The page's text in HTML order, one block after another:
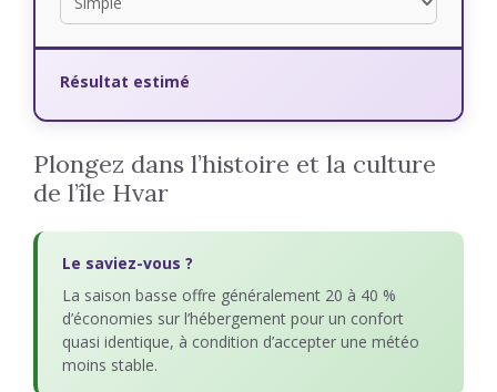
Résultat estimé
Plongez dans l’histoire et la culture
de l’île Hvar
Le saviez-vous ?
La saison basse offre généralement 20 à 40 %
d’économies sur l’hébergement pour un confort
quasi identique, à condition d’accepter une météo
moins stable.